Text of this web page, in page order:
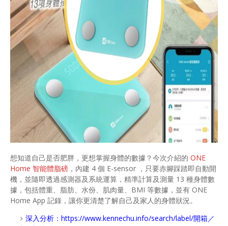
想知道自己是否肥胖，更想掌握身體的數據？今次介紹的 ONE
Home 智能體脂磅 ，內建 4 個 E-sensor ，只要赤腳踩踏即自動開
機，並隨即透過感測器及系統運算，精準計算及測量 13 種身體數
據，包括體重、脂肪、水份、肌肉量、BMI 等數據，並有 ONE
Home App 記錄，讓你更清楚了解自己及家人的身體狀況。
深入分析： https://www.kennechu.info/search/label/開箱／